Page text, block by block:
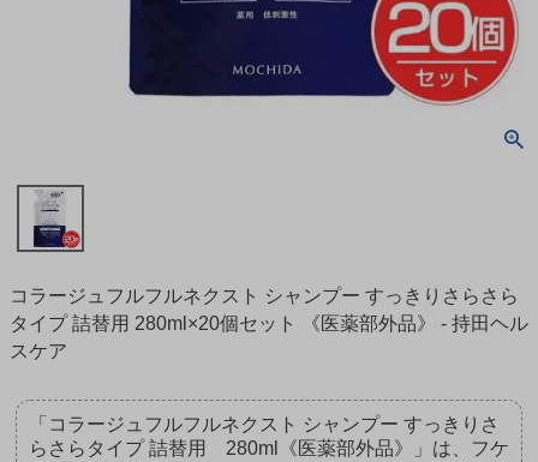
コラージュフルフルネクスト シャンプー すっきりさらさら
タイプ 詰替用 280ml×20個セット 《医薬部外品》 - 持田ヘル
スケア
「コラージュフルフルネクスト シャンプー すっきりさ
らさらタイプ 詰替用 280ml《医薬部外品》」は、フケ